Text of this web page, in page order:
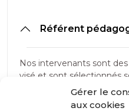
Gérer le
aux cookies
Référent
Nos intervenants sont
visé et sont sélectionnés
qualification très
notamment : leur